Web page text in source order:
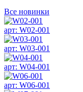
Все новинки
арт: W02-001
арт: W03-001
арт: W04-001
арт: W06-001